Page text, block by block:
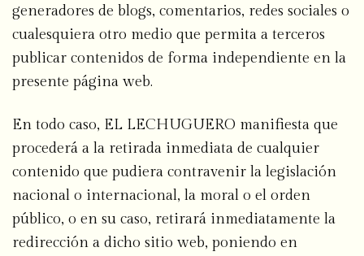
generadores de blogs, comentarios, redes sociales o
cualesquiera otro medio que permita a terceros
publicar contenidos de forma independiente en la
presente página web.
En todo caso, EL LECHUGUERO manifiesta que
procederá a la retirada inmediata de cualquier
contenido que pudiera contravenir la legislación
nacional o internacional, la moral o el orden
público, o en su caso, retirará inmediatamente la
redirección a dicho sitio web, poniendo en